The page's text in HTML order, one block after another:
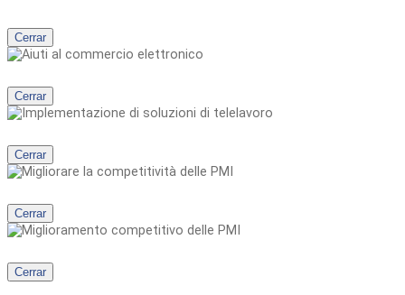
Cerrar
Cerrar
Cerrar
Cerrar
Cerrar